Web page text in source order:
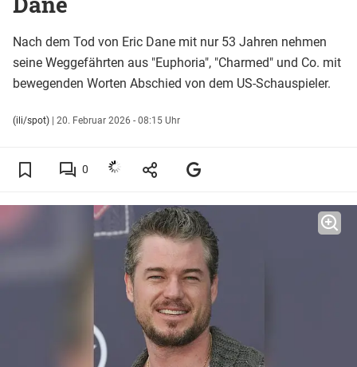
Nach dem Tod von Eric Dane mit nur 53 Jahren nehmen
seine Weggefährten aus "Euphoria", "Charmed" und Co. mit
bewegenden Worten Abschied von dem US-Schauspieler.
(ili/spot) | 20. Februar 2026 - 08:15 Uhr
0